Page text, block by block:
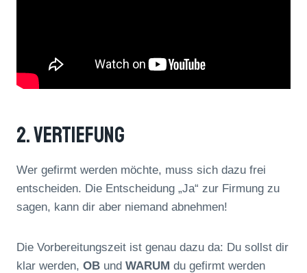
2. Vertiefung
Wer gefirmt werden möchte, muss sich dazu frei
entscheiden. Die Entscheidung „Ja“ zur Firmung zu
sagen, kann dir aber niemand abnehmen!
Die Vorbereitungszeit ist genau dazu da: Du sollst dir
klar werden, OB und WARUM du gefirmt werden